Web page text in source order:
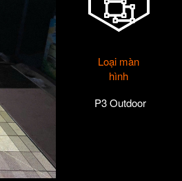
Loại màn
hình
P3 Outdoor